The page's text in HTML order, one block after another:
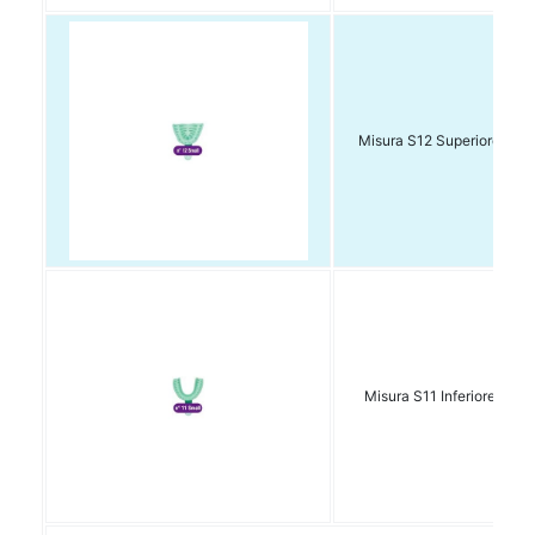
Misura S12 Superiore
Misura S11 Inferiore Conf